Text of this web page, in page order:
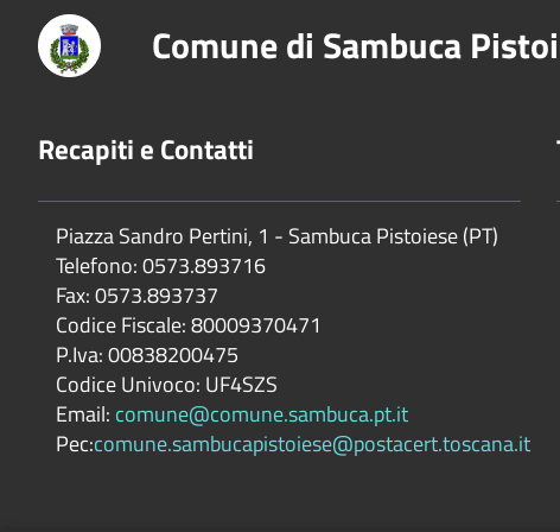
Comune di Sambuca
Recapiti e Contatti
Piazza Sandro Pertini, 1 - Sambuca Pistoiese (PT)
Telefono: 0573.893716
Fax: 0573.893737
Codice Fiscale: 80009370471
P.Iva: 00838200475
Codice Univoco: UF4SZS
Email: comune@comune.sambuca.pt.it
Pec:comune.sambucapistoiese@postacert.toscana.it